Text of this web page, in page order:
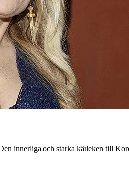
innerliga och starka kärleken till